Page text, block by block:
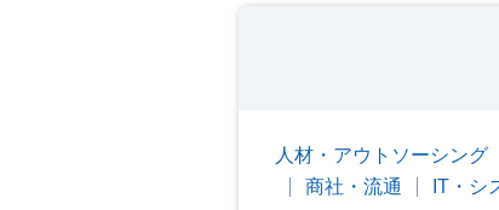
人材・アウトソーシング
商社・流通
IT・シ